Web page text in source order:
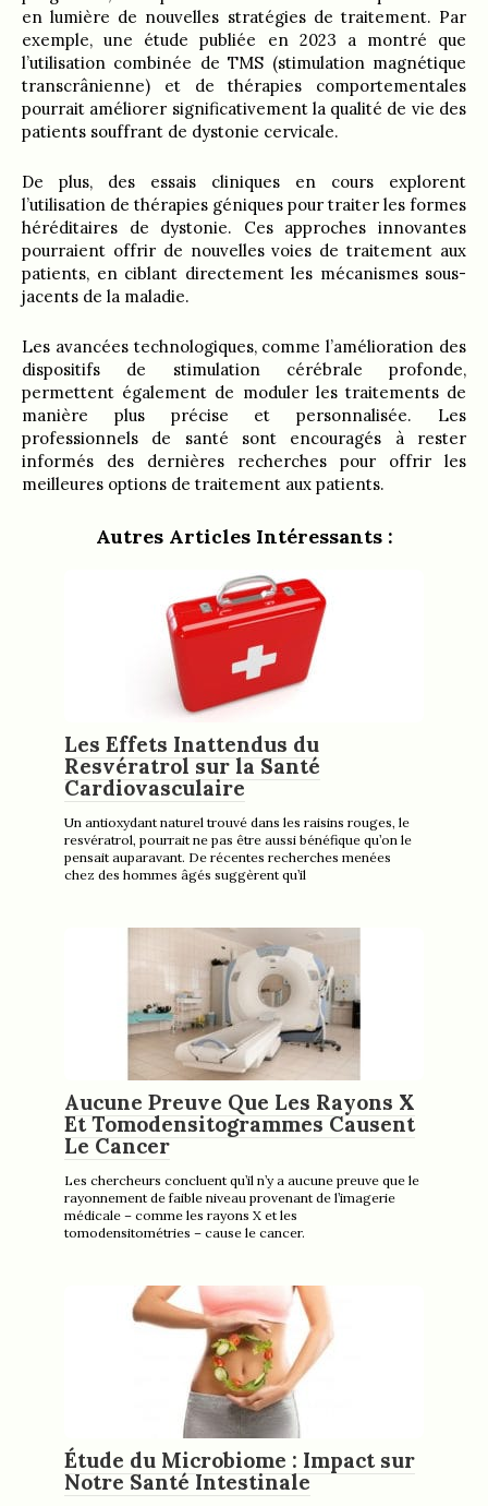
en lumière de nouvelles stratégies de traitement. Par
exemple, une étude publiée en 2023 a montré que
l’utilisation combinée de TMS (stimulation magnétique
transcrânienne) et de thérapies comportementales
pourrait améliorer significativement la qualité de vie des
patients souffrant de dystonie cervicale.
De plus, des essais cliniques en cours explorent
l’utilisation de thérapies géniques pour traiter les formes
héréditaires de dystonie. Ces approches innovantes
pourraient offrir de nouvelles voies de traitement aux
patients, en ciblant directement les mécanismes sous-
jacents de la maladie.
Les avancées technologiques, comme l’amélioration des
dispositifs de stimulation cérébrale profonde,
permettent également de moduler les traitements de
manière plus précise et personnalisée. Les
professionnels de santé sont encouragés à rester
informés des dernières recherches pour offrir les
meilleures options de traitement aux patients.
Autres Articles Intéressants :
Les Effets Inattendus du
Resvératrol sur la Santé
Cardiovasculaire
Un antioxydant naturel trouvé dans les raisins rouges, le
resvératrol, pourrait ne pas être aussi bénéfique qu’on le
pensait auparavant. De récentes recherches menées
chez des hommes âgés suggèrent qu’il
Aucune Preuve Que Les Rayons X
Et Tomodensitogrammes Causent
Le Cancer
Les chercheurs concluent qu’il n’y a aucune preuve que le
rayonnement de faible niveau provenant de l’imagerie
médicale – comme les rayons X et les
tomodensitométries – cause le cancer.
Étude du Microbiome : Impact sur
Notre Santé Intestinale